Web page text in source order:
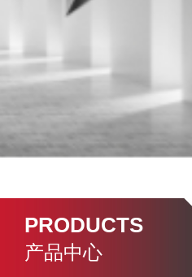
PRODUCTS
产品中心